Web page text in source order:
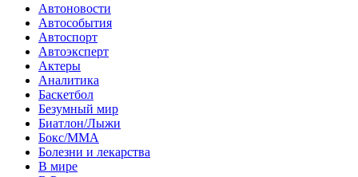
Автоновости
Автособытия
Автоспорт
Автоэксперт
Актеры
Аналитика
Баскетбол
Безумный мир
Биатлон/Лыжи
Бокс/MMA
Болезни и лекарства
В мире